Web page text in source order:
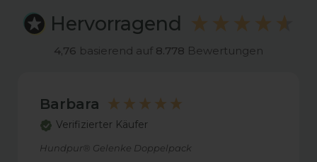
Hervorragend
4,76 basierend auf 8.778 Bewertungen
Barbara
Verifizierter Käufer
Hundpur® Gelenke Doppelpack